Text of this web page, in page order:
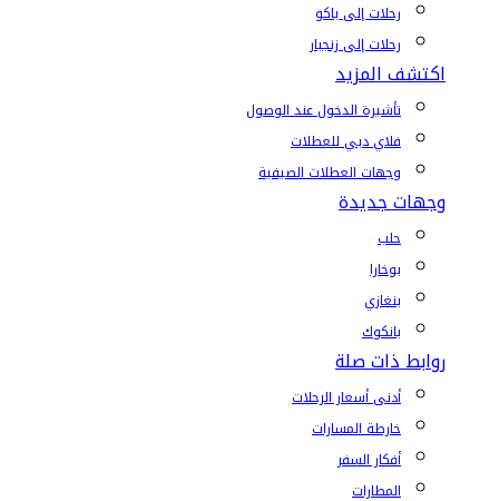
رحلات إلى باكو
رحلات إلى زنجبار
اكتشف المزيد
تأشيرة الدخول عند الوصول
فلاي دبي للعطلات
وجهات العطلات الصيفية
وجهات جديدة
حلب
بوخارا
بنغازي
بانكوك
روابط ذات صلة
أدنى أسعار الرحلات
خارطة المسارات
أفكار السفر
المطارات